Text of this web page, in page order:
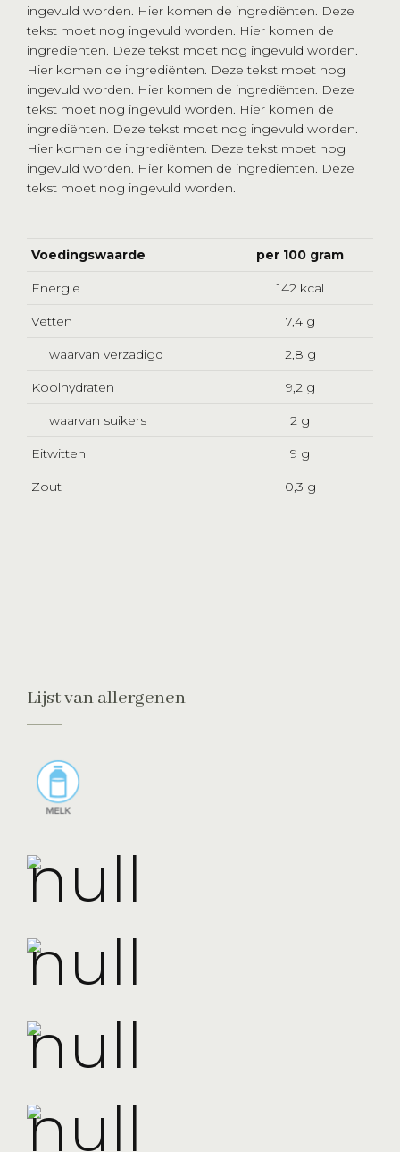
ingevuld worden. Hier komen de ingrediënten. Deze
tekst moet nog ingevuld worden. Hier komen de
ingrediënten. Deze tekst moet nog ingevuld worden.
Hier komen de ingrediënten. Deze tekst moet nog
ingevuld worden. Hier komen de ingrediënten. Deze
tekst moet nog ingevuld worden. Hier komen de
ingrediënten. Deze tekst moet nog ingevuld worden.
Hier komen de ingrediënten. Deze tekst moet nog
ingevuld worden. Hier komen de ingrediënten. Deze
tekst moet nog ingevuld worden.
Voedingswaarde per 100 gram
Energie 142 kcal
Vetten 7,4 g
waarvan verzadigd 2,8 g
Koolhydraten 9,2 g
waarvan suikers 2 g
Eitwitten 9 g
Zout 0,3 g
Lijst van allergenen